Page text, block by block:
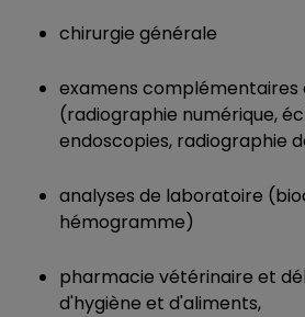
chirurgie générale
examens complémentaires
(radiographie numérique,
endoscopies, radiographie
analyses de laboratoire
hémogramme)
pharmacie vétérinaire et
d'hygiène et d'aliments,